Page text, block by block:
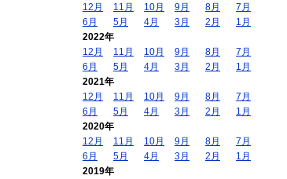
12月
11月 10月 9月 8月
7月
6月
5月 4月 3月 2月
1月
2022年
12月
11月 10月 9月 8月
7月
6月
5月 4月 3月 2月
1月
2021年
12月
11月 10月 9月 8月
7月
6月
5月 4月 3月 2月
1月
2020年
12月
11月 10月 9月 8月
7月
6月
5月 4月 3月 2月
1月
2019年